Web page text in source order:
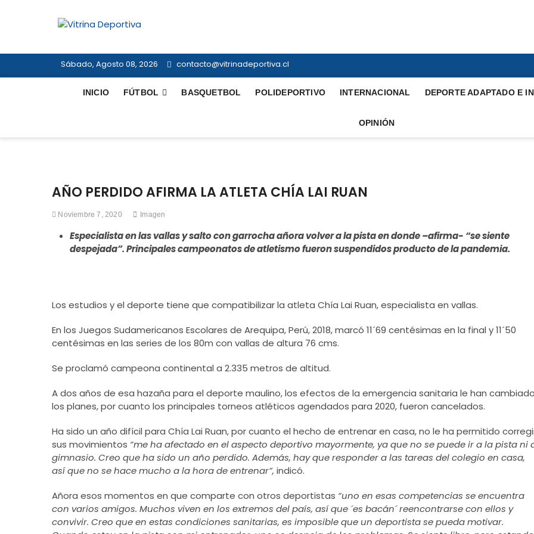
Sábado, Agosto 08, 2026 contacto@vitrinadeportiva.cl
INICIO FÚTBOL BASQUETBOL POLIDEPORTIVO INTERNACIONAL DEPORTE ADAPTADO E
OPINIÓN
AÑO PERDIDO AFIRMA LA ATLETA CHÍA LAI RUAN
Noviembre 7, 2020 Imagen
Especialista en las vallas y salto con garrocha añora volver a la pista en donde –afirma- “se siente
despejada”. Principales campeonatos de atletismo fueron suspendidos producto de la pandemia.
Los estudios y el deporte tiene que compatibilizar la atleta Chía Lai Ruan, especialista en vallas.
En los Juegos Sudamericanos Escolares de Arequipa, Perú, 2018, marcó 11´69 centésimas en la final y 11´50
centésimas en las series de los 80m con vallas de altura 76 cms.
Se proclamó campeona continental a 2.335 metros de altitud.
A dos años de esa hazaña para el deporte maulino, los efectos de la emergencia sanitaria le han cambiado
los planes, por cuanto los principales torneos atléticos agendados para 2020, fueron cancelados.
Ha sido un año difícil para Chía Lai Ruan, por cuanto el hecho de entrenar en casa, no le ha permitido
sus movimientos “me ha afectado en el aspecto deportivo mayormente, ya que no se puede ir a la pista ni
gimnasio. Creo que ha sido un año perdido. Además, hay que responder a las tareas del colegio en casa,
así que no se hace mucho a la hora de entrenar”, indicó.
Añora esos momentos en que comparte con otros deportistas “uno en esas competencias se encuentra
con varios amigos. Muchos viven en los extremos del país, así que ´es bacán´ reencontrarse con ellos y
convivir. Creo que en estas condiciones sanitarias, es imposible que un deportista se pueda motivar.